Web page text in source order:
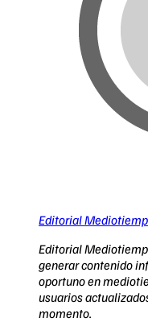
Editorial
Editorial
generar contenido
oportuno en
usuarios
momento.